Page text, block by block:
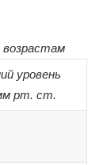
возрастам
уровень
рт. ст.